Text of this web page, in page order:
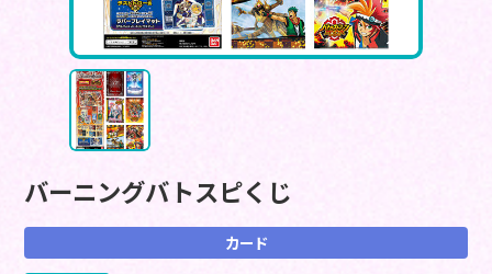
バーニングバトスピくじ
カード